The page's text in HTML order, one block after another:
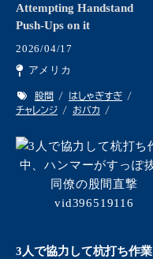
Attempting Handstand
Push-Ups on it
2026/04/17
アメリカ
股間
はしゃぎすぎ
チャレンジ
おバカ
3人で協力して杭打ち作業